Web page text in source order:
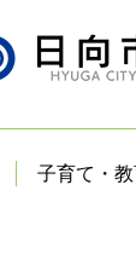
子育て・